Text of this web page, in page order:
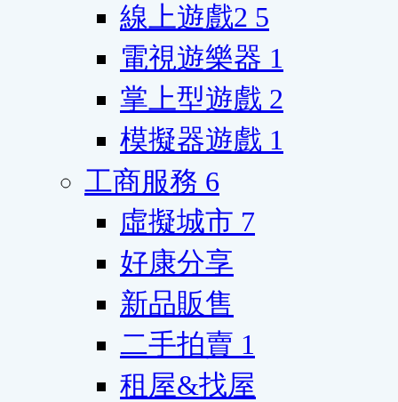
線上遊戲2 5
電視遊樂器 1
掌上型遊戲 2
模擬器遊戲 1
工商服務 6
虛擬城市 7
好康分享
新品販售
二手拍賣 1
租屋&找屋